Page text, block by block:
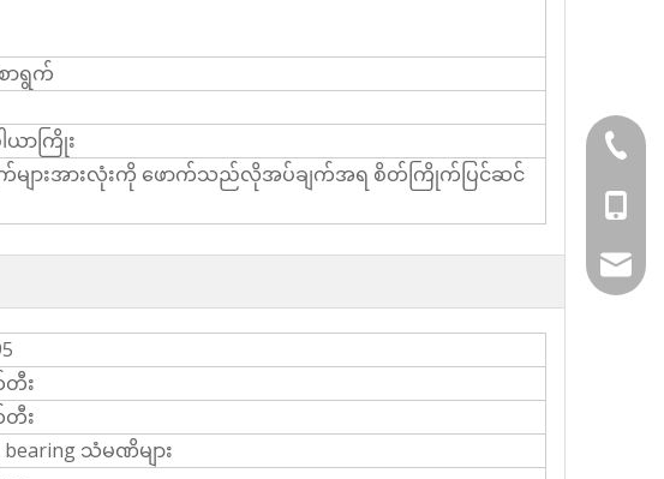
ာရွက်
ာကြိုး
ျားအားလုံးကို ဖောက်သည်လိုအပ်ချက်အရ စိတ်ကြိုက်ပြင်ဆင်
တီး
တီး
bearing သံမဏိများ
+86-